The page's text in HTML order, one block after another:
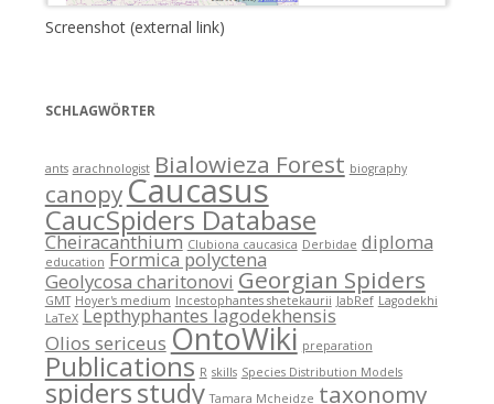
Screenshot (external link)
SCHLAGWÖRTER
ants arachnologist Bialowieza Forest biography
canopyCaucasus
CaucSpiders Database
Cheiracanthium Clubiona caucasica Derbidae diploma
education Formica polyctena
Geolycosa charitonovi Georgian Spiders
GMT Hoyer's medium Incestophantes shetekaurii JabRef Lagodekhi
LaTeX Lepthyphantes lagodekhensis
Olios sericeus OntoWiki preparation
Publications R skills Species Distribution Models
spidersstudy Tamara Mcheidze taxonomy